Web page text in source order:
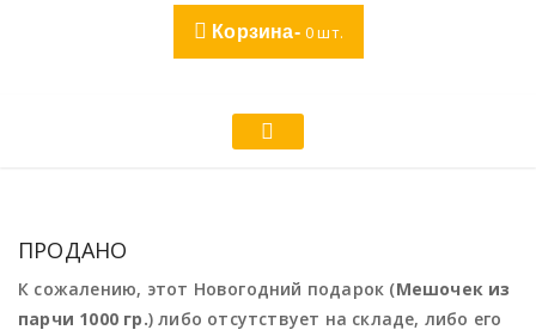
Корзина- 0шт.
ПРОДАНО
К сожалению, этот Новогодний подарок (Мешочек из
парчи 1000 гр.) либо отсутствует на складе, либо его